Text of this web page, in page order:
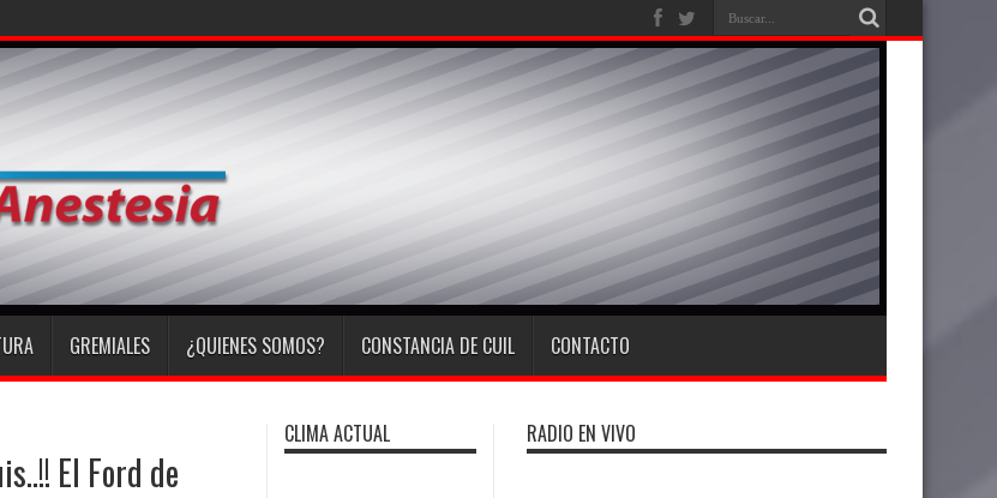
y la
GREMIALES ¿QUIENES SOMOS? CONSTANCIA DE CUIL CONTACTO
El Ford de
CLIMA ACTUAL RADIO EN VIVO